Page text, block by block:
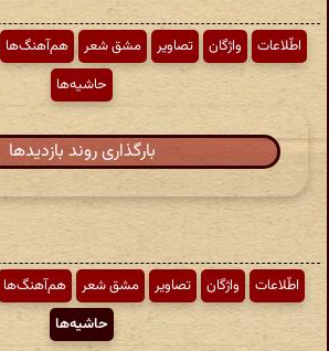
اطّلاعات واژگان تصاویر مشق شعر هم‌آهنگ‌ها
حاشیه‌ها
بارگذاری روند بازدیدها
اطّلاعات واژگان تصاویر مشق شعر هم‌آهنگ‌ها
حاشیه‌ها